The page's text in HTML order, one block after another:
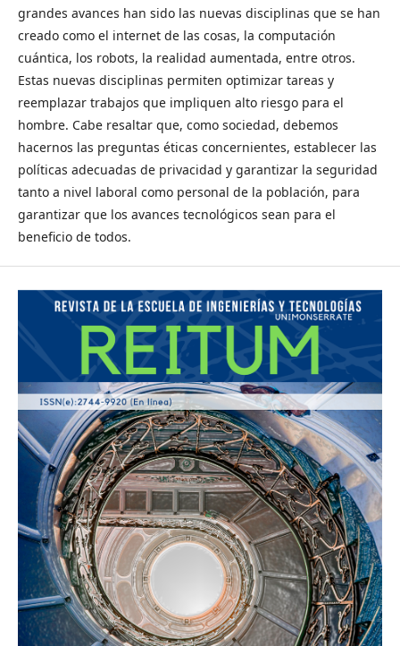
grandes avances han sido las nuevas disciplinas que se han
creado como el internet de las cosas, la computación
cuántica, los robots, la realidad aumentada, entre otros.
Estas nuevas disciplinas permiten optimizar tareas y
reemplazar trabajos que impliquen alto riesgo para el
hombre. Cabe resaltar que, como sociedad, debemos
hacernos las preguntas éticas concernientes, establecer las
políticas adecuadas de privacidad y garantizar la seguridad
tanto a nivel laboral como personal de la población, para
garantizar que los avances tecnológicos sean para el
beneficio de todos.